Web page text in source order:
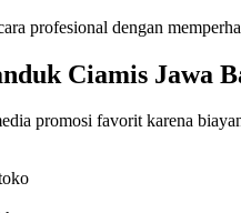
profesional dengan
Ciamis Jawa
promosi favorit karena